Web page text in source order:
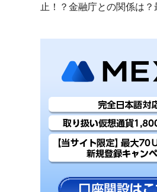
止！？金融庁との関係は